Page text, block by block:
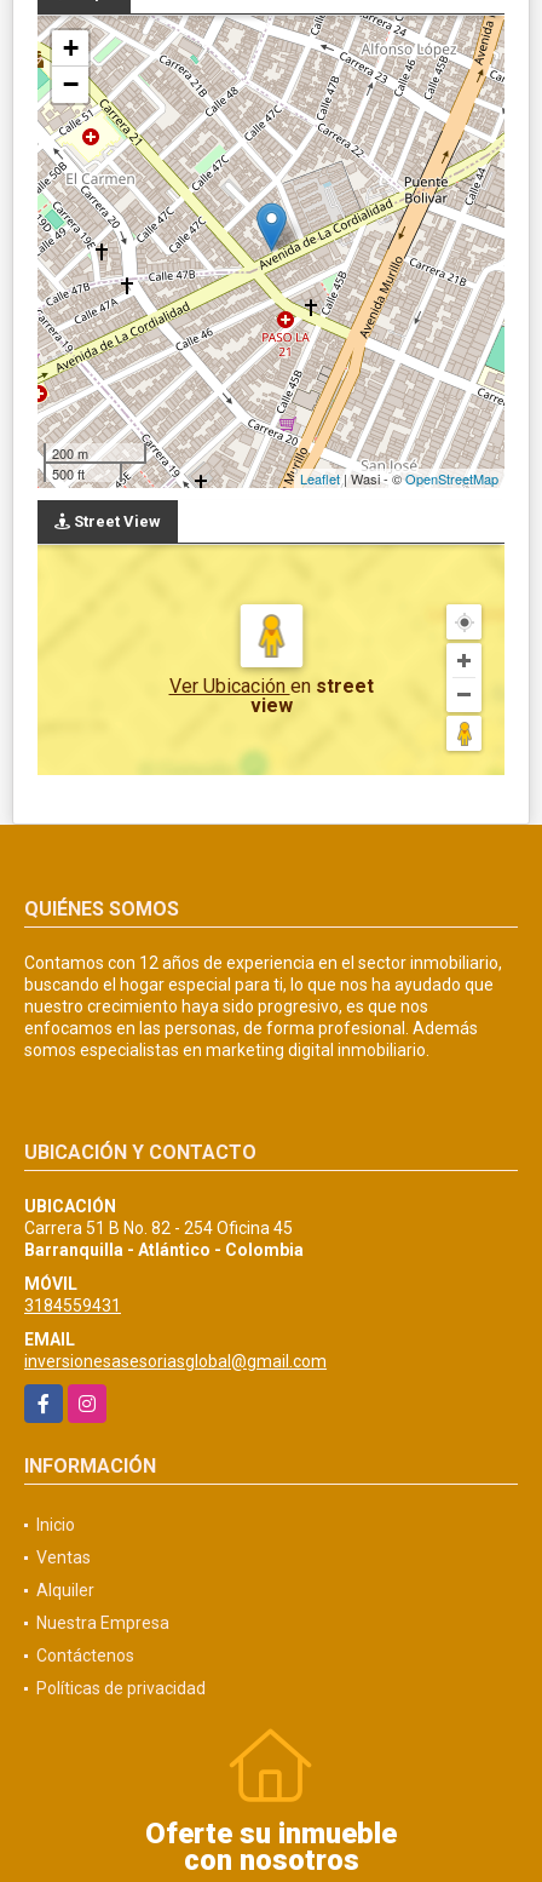
+
−
200 m
500 ft
Leaflet| Wasi - ©OpenStreetMap
Street View
Ver Ubicación en street
view
QUIÉNES SOMOS
Contamos con 12 años de experiencia en el sector inmobiliario,
buscando el hogar especial para ti, lo que nos ha ayudado que
nuestro crecimiento haya sido progresivo, es que nos
enfocamos en las personas, de forma profesional. Además
somos especialistas en marketing digital inmobiliario.
UBICACIÓN Y CONTACTO
UBICACIÓN
Carrera 51 B No. 82 - 254 Oficina 45
Barranquilla - Atlántico - Colombia
MÓVIL
3184559431
EMAIL
inversionesasesoriasglobal@gmail.com
FacebookInstagram
INFORMACIÓN
Inicio
Ventas
Alquiler
Nuestra Empresa
Contáctenos
Políticas de privacidad
Oferte su inmueble
con nosotros